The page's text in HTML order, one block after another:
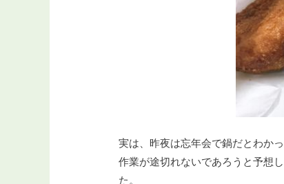
実は、昨夜は忘年会で鍋だとわか
作業が途切れないであろうと予想
た。